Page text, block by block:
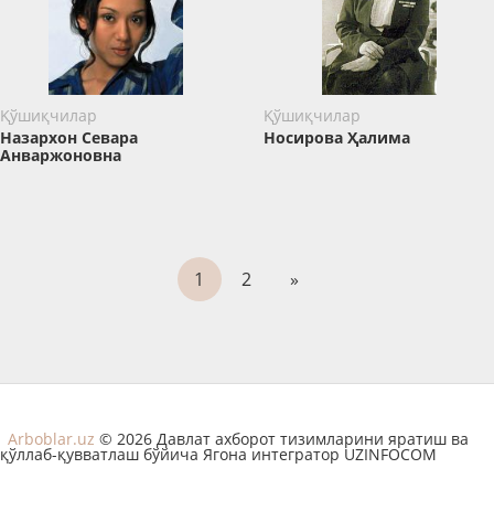
Қўшиқчилар
Назархон Севара
Анваржоновна
Қўшиқчилар
Носирова Ҳалима
1 2 »
Arboblar.uz © 2026 Давлат ахборот тизимларини яратиш ва
қўллаб-қувватлаш бўйича Ягона интегратор UZINFOCOM